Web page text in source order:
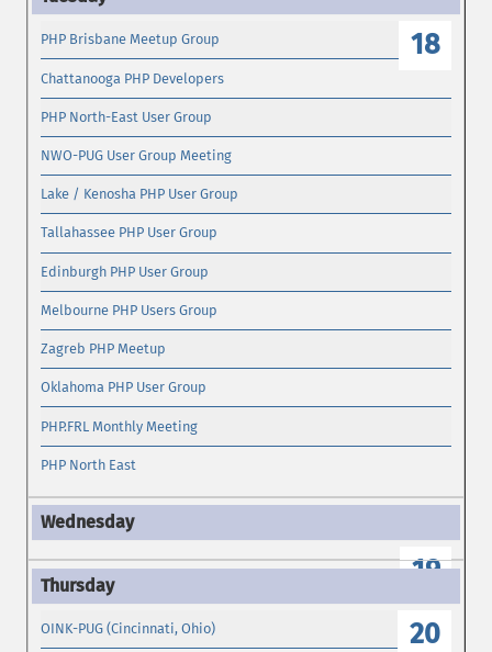
18
PHP Brisbane Meetup Group
Chattanooga PHP Developers
PHP North-East User Group
NWO-PUG User Group Meeting
Lake / Kenosha PHP User Group
Tallahassee PHP User Group
Edinburgh PHP User Group
Melbourne PHP Users Group
Zagreb PHP Meetup
Oklahoma PHP User Group
PHP.FRL Monthly Meeting
PHP North East
19
20
OINK-PUG (Cincinnati, Ohio)